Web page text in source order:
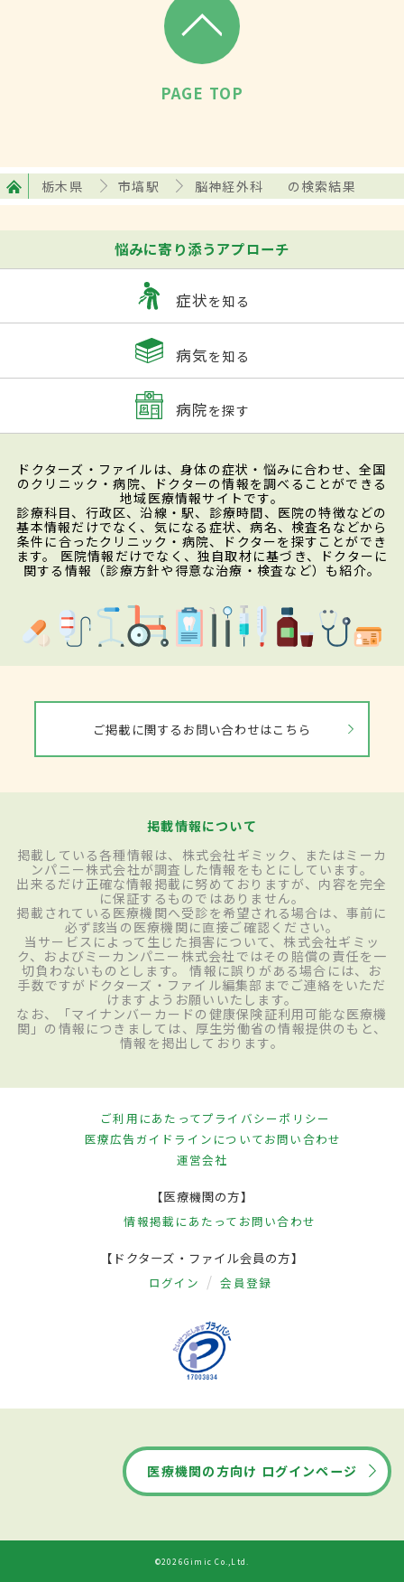
PAGE TOP
栃木県 市塙駅 脳神経外科 の検索結果
悩みに寄り添うアプローチ
症状を知る
病気を知る
病院を探す
ドクターズ・ファイルは、身体の症状・悩みに合わせ、全国
のクリニック・病院、ドクターの情報を調べることができる
地域医療情報サイトです。
診療科目、行政区、沿線・駅、診療時間、医院の特徴などの
基本情報だけでなく、気になる症状、病名、検査名などから
条件に合ったクリニック・病院、ドクターを探すことができ
ます。 医院情報だけでなく、独自取材に基づき、ドクターに
関する情報（診療方針や得意な治療・検査など）も紹介。
ご掲載に関するお問い合わせはこちら
掲載情報について
掲載している各種情報は、株式会社ギミック、またはミーカ
ンパニー株式会社が調査した情報をもとにしています。
出来るだけ正確な情報掲載に努めておりますが、内容を完全
に保証するものではありません。
掲載されている医療機関へ受診を希望される場合は、事前に
必ず該当の医療機関に直接ご確認ください。
当サービスによって生じた損害について、株式会社ギミッ
ク、およびミーカンパニー株式会社ではその賠償の責任を一
切負わないものとします。 情報に誤りがある場合には、お
手数ですがドクターズ・ファイル編集部までご連絡をいただ
けますようお願いいたします。
なお、「マイナンバーカードの健康保険証利用可能な医療機
関」の情報につきましては、厚生労働省の情報提供のもと、
情報を掲出しております。
ご利用にあたってプライバシーポリシー
医療広告ガイドラインについてお問い合わせ
運営会社
【医療機関の方】
情報掲載にあたって お問い合わせ
【ドクターズ・ファイル会員の方】
ログイン 会員登録
医療機関の方向け ログインページ
©2026Gimic Co.,Ltd.